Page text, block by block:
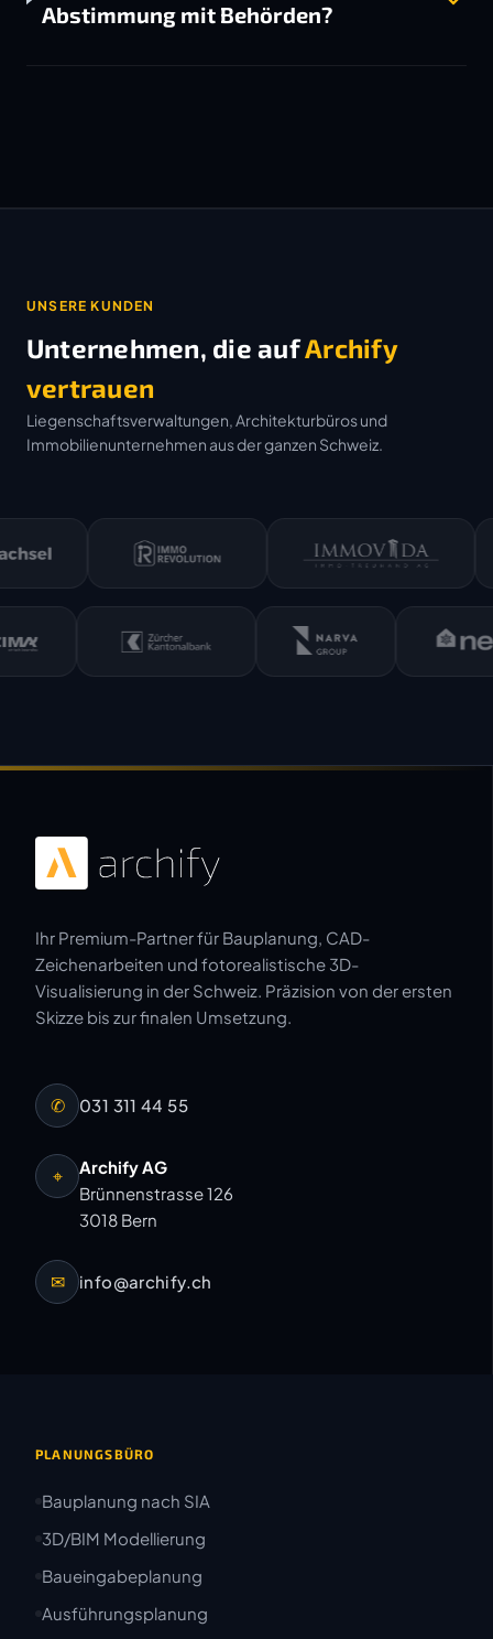
Abstimmung mit Behörden?
UNSERE KUNDEN
Unternehmen, die aufArchify
vertrauen
Liegenschaftsverwaltungen, Architekturbüros und
Immobilienunternehmen aus der ganzen Schweiz.
Ihr Premium-Partner für Bauplanung, CAD-
Zeichenarbeiten und fotorealistische 3D-
Visualisierung in der Schweiz. Präzision von der ersten
Skizze bis zur finalen Umsetzung.
✆ 031 311 44 55
⌖
Archify AG
Brünnenstrasse 126
3018 Bern
✉ info@archify.ch
PLANUNGSBÜRO
Bauplanung nach SIA
3D/BIM Modellierung
Baueingabeplanung
Ausführungsplanung